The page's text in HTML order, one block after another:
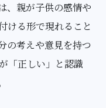
、親が子供の感情や
ける形で現れること
の考えや意見を持つ
「正しい」と認識